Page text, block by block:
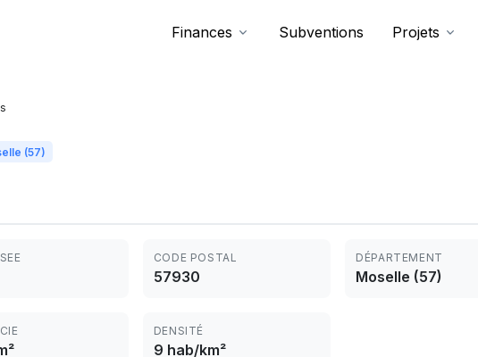
Finances Subventions Projets
(57)
CODE POSTAL
57930
DÉPARTEMENT
Moselle (57)
DENSITÉ
9 hab/km²